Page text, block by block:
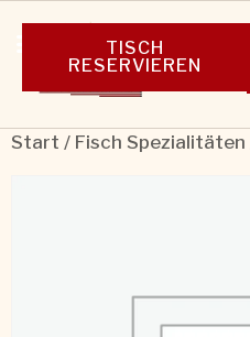
TISCH
RESERVIEREN
Start / Fisch Spezialitäten